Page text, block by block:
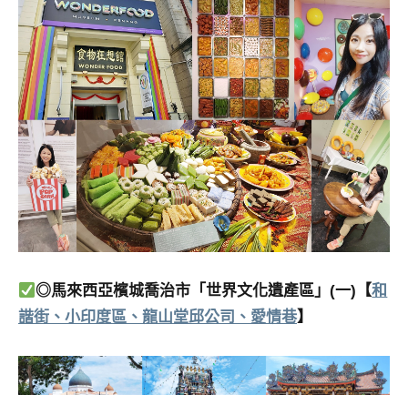
◎馬來西亞檳城喬治市「世界文化遺產區」(一)【和
諧街、小印度區、龍山堂邱公司、愛情巷】